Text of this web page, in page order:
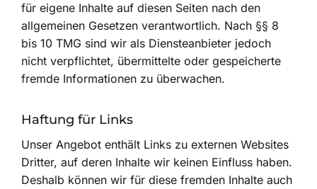
für eigene Inhalte auf diesen Seiten nach den
allgemeinen Gesetzen verantwortlich. Nach §§ 8
bis 10 TMG sind wir als Diensteanbieter jedoch
nicht verpflichtet, übermittelte oder gespeicherte
fremde Informationen zu überwachen.
Haftung für Links
Unser Angebot enthält Links zu externen Websites
Dritter, auf deren Inhalte wir keinen Einfluss haben.
Deshalb können wir für diese fremden Inhalte auch